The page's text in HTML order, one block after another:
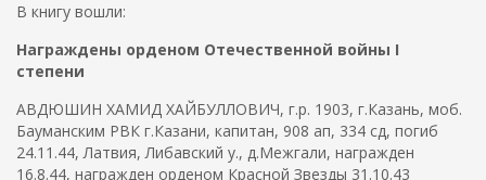
В книгу вошли:
Награждены орденом Отечественной войны I
степени
АВДЮШИН ХАМИД ХАЙБУЛЛОВИЧ, г.р. 1903, г.Казань, моб.
Бауманским РВК г.Казани, капитан, 908 ап, 334 сд, погиб
24.11.44, Латвия, Либавский у., д.Межгали, награжден
16.8.44, награжден орденом Красной Звезды 31.10.43